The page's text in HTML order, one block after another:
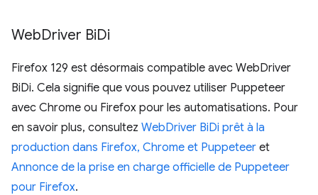
WebDriver BiDi
Firefox 129 est désormais compatible avec WebDriver
BiDi. Cela signifie que vous pouvez utiliser Puppeteer
avec Chrome ou Firefox pour les automatisations. Pour
en savoir plus, consultez WebDriver BiDi prêt à la
production dans Firefox, Chrome et Puppeteer et
Annonce de la prise en charge officielle de Puppeteer
pour Firefox.